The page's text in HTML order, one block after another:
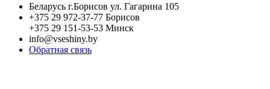
Беларусь г.Борисов ул. Гагарина 105
+375 29 972-37-77 Борисов
+375 29 151-53-53 Минск
info@vseshiny.by
Обратная связь